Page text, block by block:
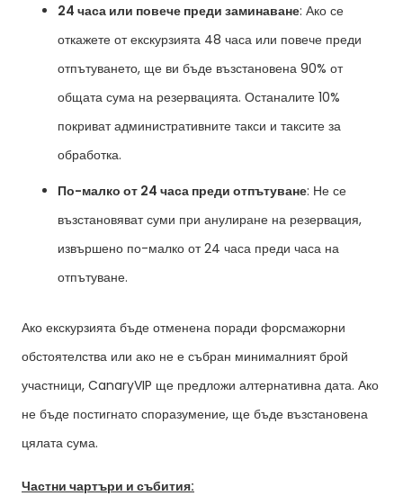
24 часа или повече преди заминаване: Ако се
откажете от екскурзията 48 часа или повече преди
отпътуването, ще ви бъде възстановена 90% от
общата сума на резервацията. Останалите 10%
покриват административните такси и таксите за
обработка.
По-малко от 24 часа преди отпътуване: Не се
възстановяват суми при анулиране на резервация,
извършено по-малко от 24 часа преди часа на
отпътуване.
Ако екскурзията бъде отменена поради форсмажорни
обстоятелства или ако не е събран минималният брой
участници, CanaryVIP ще предложи алтернативна дата. Ако
не бъде постигнато споразумение, ще бъде възстановена
цялата сума.
Частни чартъри и събития: